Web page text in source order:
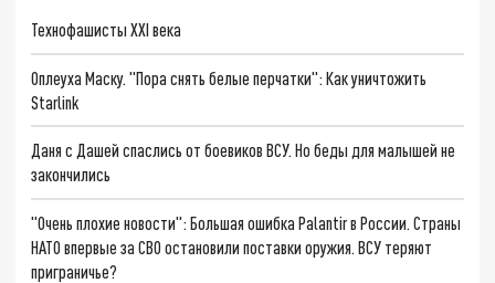
Технофашисты XXI века
Оплеуха Маску. "Пора снять белые перчатки": Как уничтожить
Starlink
Даня с Дашей спаслись от боевиков ВСУ. Но беды для малышей не
закончились
"Очень плохие новости": Большая ошибка Palantir в России. Страны
НАТО впервые за СВО остановили поставки оружия. ВСУ теряют
приграничье?